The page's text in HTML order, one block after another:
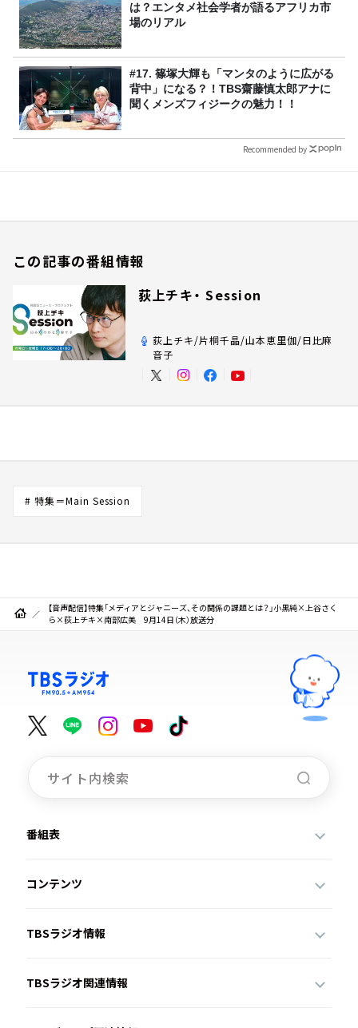
は？エンタメ社会学者が語るアフリカ市
場のリアル
#17. 篠塚大輝も「マンタのように広がる
背中」になる？！TBS齋藤慎太郎アナに
聞くメンズフィジークの魅力！！
Recommended by
この記事の番組情報
荻上チキ・ Session
荻上チキ/片桐千晶/山本恵里伽/日比麻
音子
# 特集＝Main Session
【音声配信】特集「メディアとジャニーズ、その関係の課題とは？」小黒純×上谷さく
ら×荻上チキ×南部広美 9月14日（木）放送分
番組表
コンテンツ
TBSラジオ情報
TBSラジオ関連情報